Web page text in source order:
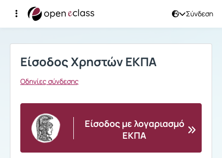
Σύνδεση
Σύνδεση
Είσοδος Χρηστών ΕΚΠΑ
Οδηγίες σύνδεσης
Είσοδος με λογαριασμό
ΕΚΠΑ